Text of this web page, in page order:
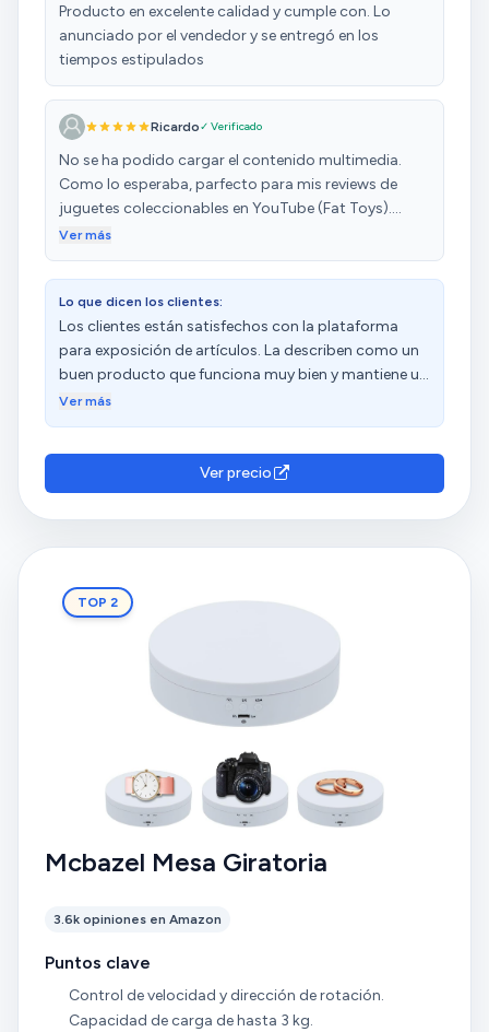
Producto en excelente calidad y cumple con. Lo
anunciado por el vendedor y se entregó en los
tiempos estipulados
Ricardo✓ Verificado
No se ha podido cargar el contenido multimedia.
Como lo esperaba, parfecto para mis reviews de
juguetes coleccionables en YouTube (Fat Toys).
Suscribete al canal, deja like y activa la campana
una customización con espejo por arriba)
Ver más
Lo que dicen los clientes:
Los clientes están satisfechos con la plataforma
para exposición de artículos. La describen como un
buen producto que funciona muy bien y mantiene un
movimiento fluido en ambas direcciones.
Ver más
Ver precio
TOP 2
Mcbazel Mesa Giratoria
3.6k opiniones en Amazon
Puntos clave
Control de velocidad y dirección de rotación.
Capacidad de carga de hasta 3 kg.